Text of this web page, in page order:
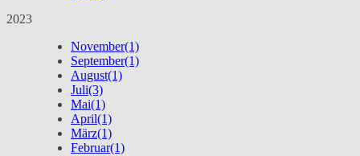
2023
November(1)
September(1)
August(1)
Juli(3)
Mai(1)
April(1)
März(1)
Februar(1)